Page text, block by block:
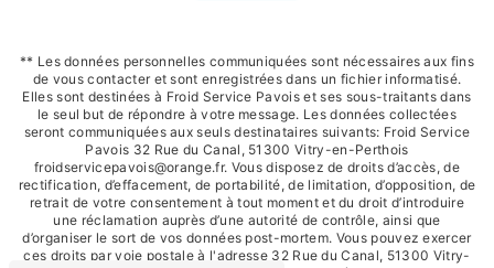
** Les données personnelles communiquées sont nécessaires aux fins
de vous contacter et sont enregistrées dans un fichier informatisé.
Elles sont destinées à Froid Service Pavois et ses sous-traitants dans
le seul but de répondre à votre message. Les données collectées
seront communiquées aux seuls destinataires suivants: Froid Service
Pavois 32 Rue du Canal, 51300 Vitry-en-Perthois
froidservicepavois@orange.fr. Vous disposez de droits d’accès, de
rectification, d’effacement, de portabilité, de limitation, d’opposition, de
retrait de votre consentement à tout moment et du droit d’introduire
une réclamation auprès d’une autorité de contrôle, ainsi que
d’organiser le sort de vos données post-mortem. Vous pouvez exercer
ces droits par voie postale à l'adresse 32 Rue du Canal, 51300 Vitry-